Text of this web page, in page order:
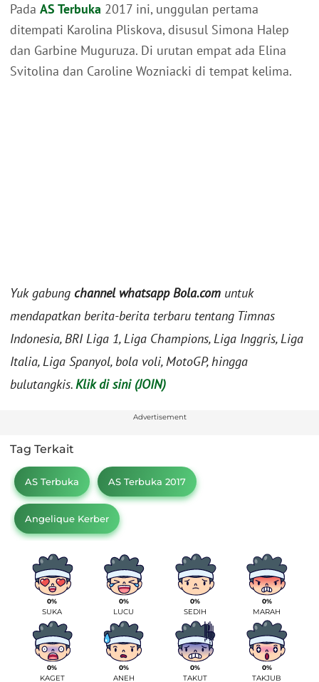
Pada AS Terbuka 2017 ini, unggulan pertama
ditempati Karolina Pliskova, disusul Simona Halep
dan Garbine Muguruza. Di urutan empat ada Elina
Svitolina dan Caroline Wozniacki di tempat kelima.
Yuk gabung channel whatsapp Bola.com untuk
mendapatkan berita-berita terbaru tentang Timnas
Indonesia, BRI Liga 1, Liga Champions, Liga Inggris, Liga
Italia, Liga Spanyol, bola voli, MotoGP, hingga
bulutangkis. Klik di sini (JOIN)
Advertisement
Tag Terkait
AS Terbuka AS Terbuka 2017
Angelique Kerber
0%
SUKA
0%
LUCU
0%
SEDIH
0%
MARAH
0%
KAGET
0%
ANEH
0%
TAKUT
0%
TAKJUB